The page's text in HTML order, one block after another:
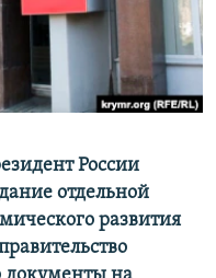
России
отдельной
развития